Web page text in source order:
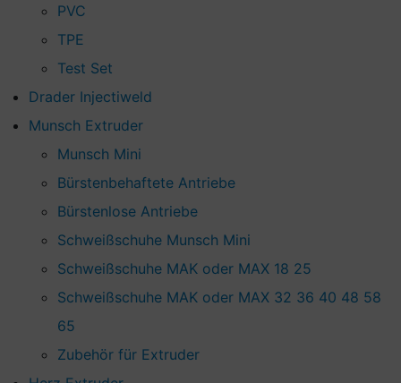
PVC
TPE
Test Set
Drader Injectiweld
Munsch Extruder
Munsch Mini
Bürstenbehaftete Antriebe
Bürstenlose Antriebe
Schweißschuhe Munsch Mini
Schweißschuhe MAK oder MAX 18 25
Schweißschuhe MAK oder MAX 32 36 40 48 58
65
Zubehör für Extruder